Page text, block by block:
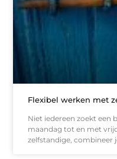
Flexibel werken met
Niet iedereen zoekt een
maandag tot en met
zelfstandige, combineer